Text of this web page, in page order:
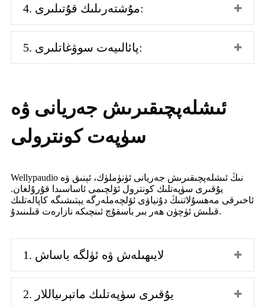
4. مۇشتەرىلىك قۇتىلىرى:
5. پائالىيەت سوۋغاتلىرى:
ئىشلەپچىقىرىش جەريانى ۋە
سۈپەت كونترولى
Wellypaudio نىڭ ئىشلەپچىقىرىش جەريانى ئۈنۈملۈك، ئېنىق ۋە
يۇقىرى سۈپەتلىك كونترول ئۆلچىمى ئاساسىدا قۇرۇلغان.
ئاخىرقى مەھسۇلاتنىڭ دۇنياۋى ئۆلچەملەرگە يېتىشىگە كاپالەتلىك
قىلىش ئۈچۈن ھەر بىر باسقۇچ ئىنچىكە نازارەت قىلىنىدۇ.
1. لايىھىلەش ۋە ئۈلگە ياساش
2. يۇقىرى سۈپەتلىك ماتېرىياللار